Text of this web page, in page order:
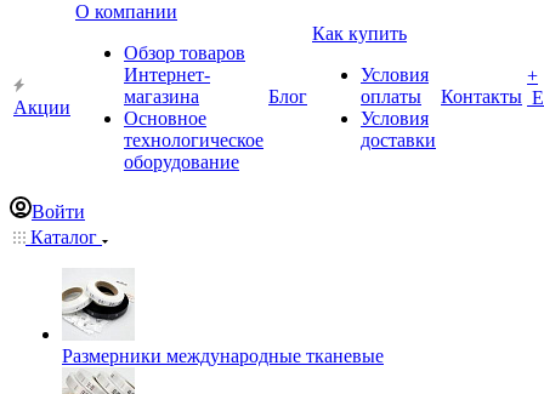
Акции
О компании
Обзор товаров
Интернет-
магазина
Основное
технологическое
оборудование
Блог
Как купить
Условия
оплаты
Условия
доставки
Контакты
+
Войти
Каталог
Размерники международные тканевые